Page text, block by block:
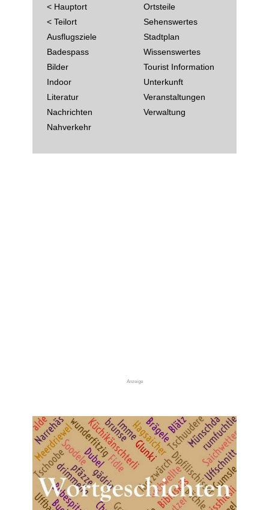
< Hauptort
< Teilort
Ausflugsziele
Badespass
Bilder
Indoor
Literatur
Nachrichten
Nahverkehr
Ortsteile
Sehenswertes
Stadtplan
Wissenswertes
Tourist Information
Unterkunft
Veranstaltungen
Verwaltung
Anzeige